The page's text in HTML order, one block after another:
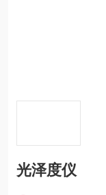
光泽度仪